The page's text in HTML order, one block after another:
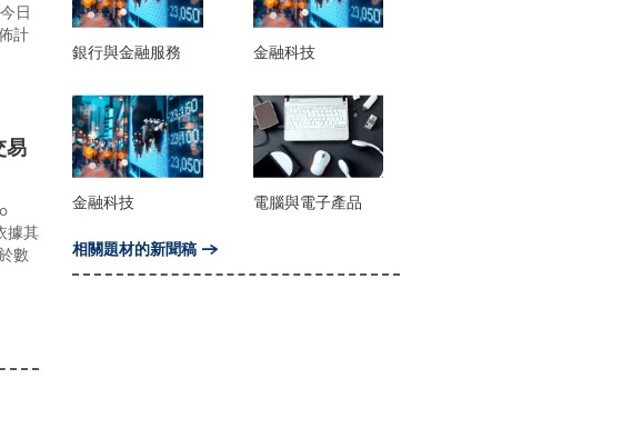
日
計
易
據其
數
銀行與金融服務 金融科技
金融科技 電腦與電子產品
相關題材的新聞稿